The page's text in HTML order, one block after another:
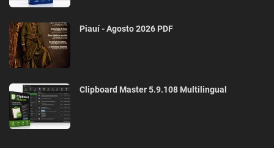
Piauí - Agosto 2026 PDF
Clipboard Master 5.9.108 Multilingual